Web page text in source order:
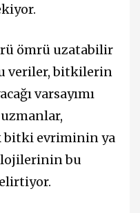
ömrü uzatabilir
veriler, bitkilerin
varsayımı
bitki evriminin ya
bu